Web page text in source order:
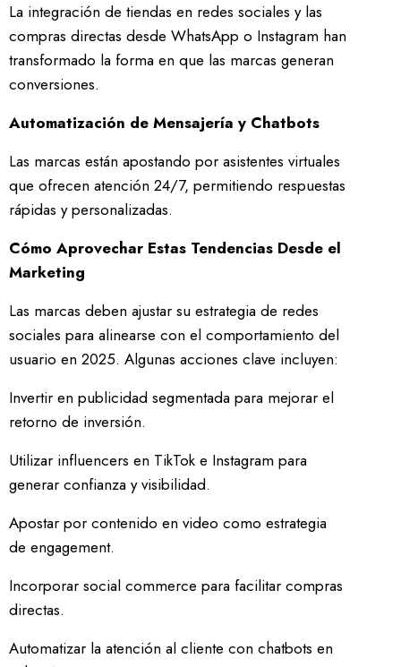
La integración de tiendas en redes sociales y las
compras directas desde WhatsApp o Instagram han
transformado la forma en que las marcas generan
conversiones.
Automatización de Mensajería y Chatbots
Las marcas están apostando por asistentes virtuales
que ofrecen atención 24/7, permitiendo respuestas
rápidas y personalizadas.
Cómo Aprovechar Estas Tendencias Desde el
Marketing
Las marcas deben ajustar su estrategia de redes
sociales para alinearse con el comportamiento del
usuario en 2025. Algunas acciones clave incluyen:
Invertir en publicidad segmentada para mejorar el
retorno de inversión.
Utilizar influencers en TikTok e Instagram para
generar confianza y visibilidad.
Apostar por contenido en video como estrategia
de engagement.
Incorporar social commerce para facilitar compras
directas.
Automatizar la atención al cliente con chatbots en